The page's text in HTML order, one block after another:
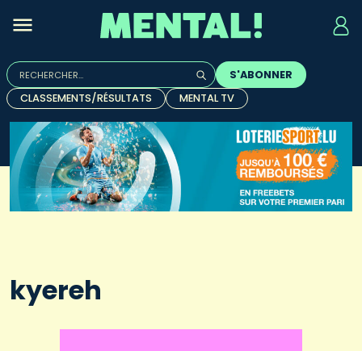
Rechercher :
Quand les résultats de l'auto-complétion sont
S'ABONNER
CLASSEMENTS/RÉSULTATS
MENTAL TV
kyereh